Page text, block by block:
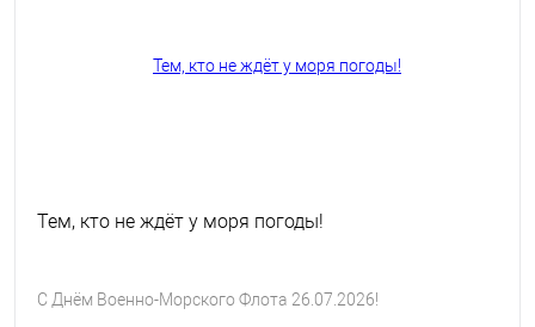
Тем, кто не ждёт у моря погоды!
С Днём Военно-Морского Флота 26.07.2026!